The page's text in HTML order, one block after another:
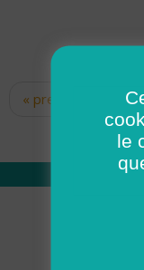
Pages
« premier ‹
14
le